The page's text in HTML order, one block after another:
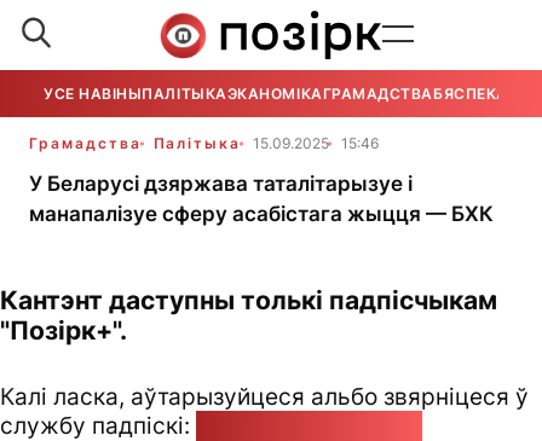
УСЕ НАВІНЫПАЛІТЫКАЭКАНОМІКАГРАМАДСТВАБЯСПЕКА
Грамадства Палітыка 15.09.2025 15:46
У Беларусі дзяржава таталітарызуе і
манапалізуе сферу асабістага жыцця — БХК
Кантэнт даступны толькі падпісчыкам
"Позірк+".
Калі ласка, аўтарызуйцеся альбо звярніцеся ў
службу падпіскі: